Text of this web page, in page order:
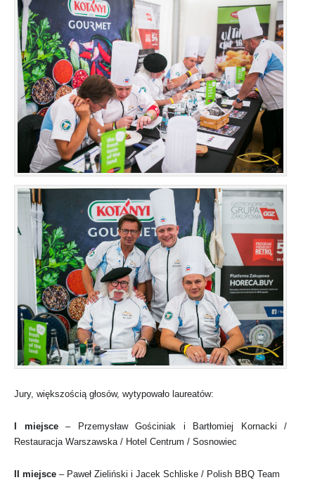
Jury, większością głosów, wytypowało laureatów:
I miejsce – Przemysław Gościniak i Bartłomiej Kornacki /
Restauracja Warszawska / Hotel Centrum / Sosnowiec
II miejsce – Paweł Zieliński i Jacek Schliske / Polish BBQ Team